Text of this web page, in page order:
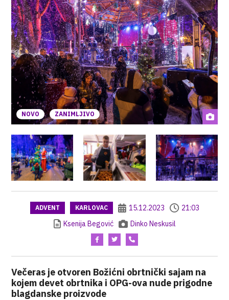
NOVO ZANIMLJIVO
ADVENT KARLOVAC 15.12.2023
21:03
Ksenija Begović
Dinko Neskusil
Večeras je otvoren Božićni obrtnički sajam na
kojem devet obrtnika i OPG-ova nude prigodne
blagdanske proizvode